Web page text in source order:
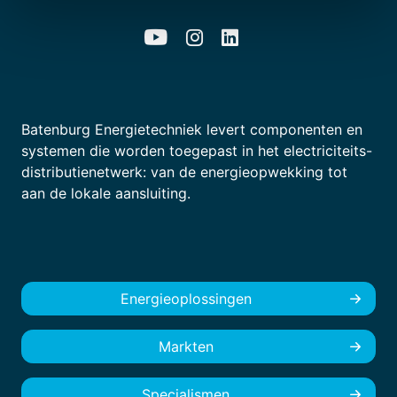
Batenburg Energietechniek levert componenten en
systemen die worden toegepast in het electriciteits-
distributienetwerk: van de energieopwekking tot
aan de lokale aansluiting.
Energieoplossingen
Markten